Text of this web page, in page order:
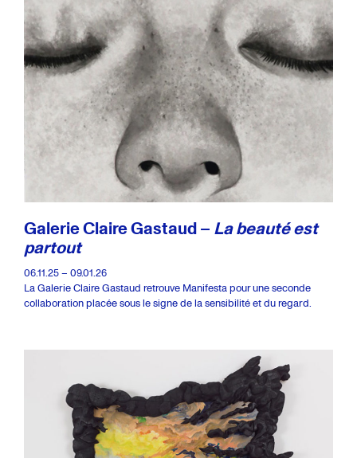
Galerie Claire Gastaud – La beauté est
partout
06.11.25 – 09.01.26
La Galerie Claire Gastaud retrouve Manifesta pour une seconde
collaboration placée sous le signe de la sensibilité et du regard.